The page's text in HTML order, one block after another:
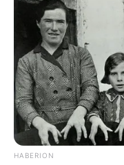
HABERION